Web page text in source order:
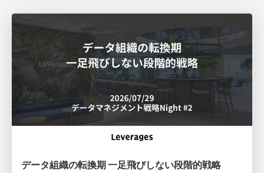
データ組織の転換期 一足飛びしない段階的戦略